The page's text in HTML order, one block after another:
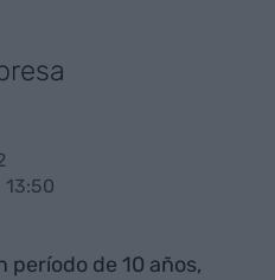
de 10 años,